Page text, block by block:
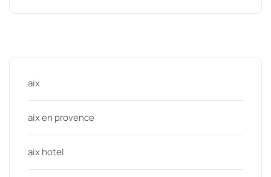
aix
aix en provence
aix hotel